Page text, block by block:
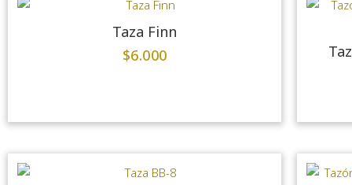
Taza Finn
$6.000